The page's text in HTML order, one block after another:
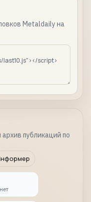
Metaldaily на
публикаций по